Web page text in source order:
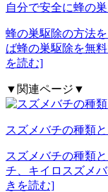
自分で安全に蜂の
蜂の巣駆除の方法
ば蜂の巣駆除を無
を読む]
▼関連ページ▼
スズメバチの種類
スズメバチの種類
チ、キイロスズメ
きを読む]